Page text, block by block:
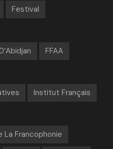
Festival
FFAA
Institut Français
La Francophonie